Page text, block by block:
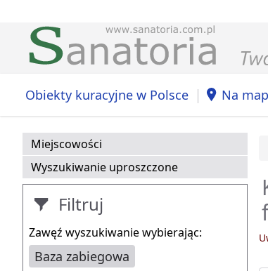
Obiekty kuracyjne w Polsce | Na
Miejscowości
Wyszukiwanie uproszczone
Filtruj
Zawęź wyszukiwanie wybierając:
Baza zabiegowa